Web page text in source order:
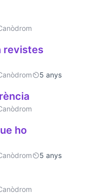
revistes
5 anys
ho
5 anys